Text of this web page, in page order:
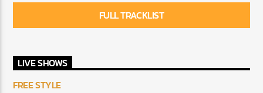
FULL TRACKLIST
LIVE SHOWS
FREE STYLE